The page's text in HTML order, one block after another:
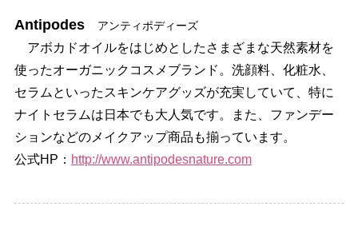
Antipodes アンティポディーズ
アボカドオイルをはじめとしたさまざまな天然素材を
使ったオーガニックコスメブランド。洗顔料、化粧水、
セラムといったスキンケアグッズが充実していて、特に
ナイトセラムは日本でも大人気です。また、ファンデー
ションなどのメイクアップ商品も揃っています。
公式HP： http://www.antipodesnature.com